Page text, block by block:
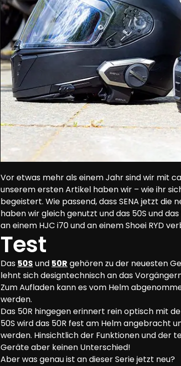
Vor etwas mehr als einem Jahr sind wir mit
unserem ersten Artikel haben wir – wie ihr
begeistert. Wie passend, dass SENA jetzt
haben wir gleich genutzt und das 50S und
an einem HJC i70 und an einem Shoei RYD
Test
Das 50S und 50R gehören zu der neuesten
lehnt sich designtechnisch an das
Zum Aufladen kann es vom Helm
werden.
Das 50R hingegen erinnert rein optisch mit
50S wird das 50R fest am Helm angebracht
werden. Hinsichtlich der Funktionen und der
Geräte aber keinen Unterschied!
Aber was genau ist an dieser Serie jetzt neu?